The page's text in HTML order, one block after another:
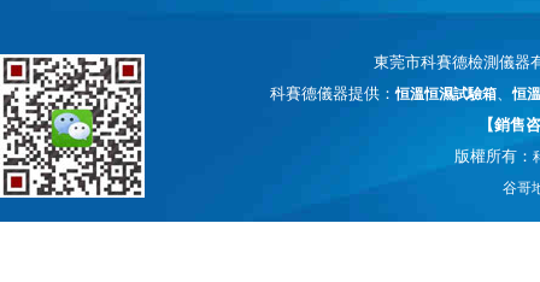
東莞市科賽德檢測儀
科賽德儀器提供：恒溫恒濕試驗箱 、恒
【銷售
版權所有：
谷哥